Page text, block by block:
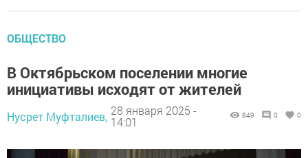
ОБЩЕСТВО
В Октябрьском поселении многие
инициативы исходят от жителей
Нусрет Муфталиев, 28 января 2025 -
14:01
849 0 0